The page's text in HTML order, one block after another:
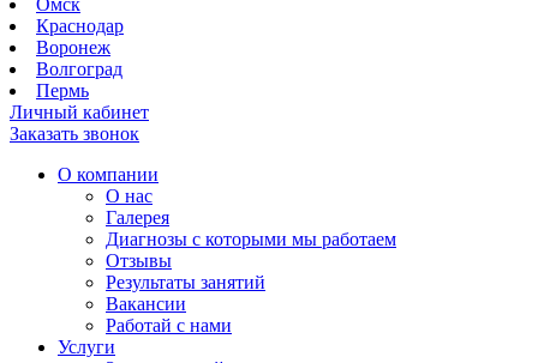
Омск
Краснодар
Воронеж
Волгоград
Пермь
Личный кабинет
Заказать звонок
О компании
О нас
Галерея
Диагнозы с которыми мы работаем
Отзывы
Результаты занятий
Вакансии
Работай с нами
Услуги